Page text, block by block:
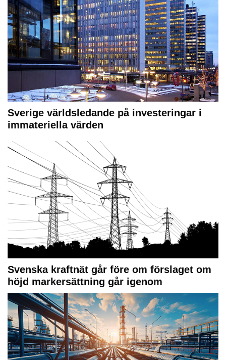
Sverige världsledande på investeringar i
immateriella värden
Svenska kraftnät går före om förslaget om
höjd markersättning går igenom